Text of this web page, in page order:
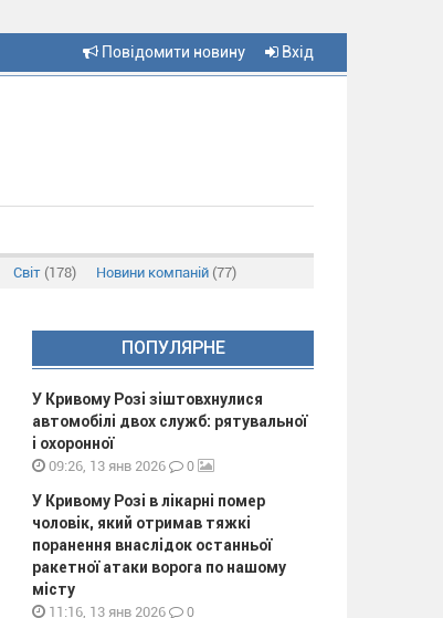
Повідомити новину Вхід
Світ (178) Новини компаній (77)
ПОПУЛЯРНЕ
У Кривому Розі зіштовхнулися
автомобілі двох служб: рятувальної
і охоронної
09:26, 13 янв 2026 0
У Кривому Розі в лікарні помер
чоловік, який отримав тяжкі
поранення внаслідок останньої
ракетної атаки ворога по нашому
місту
11:16, 13 янв 2026 0